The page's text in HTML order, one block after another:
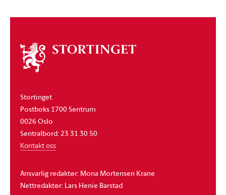
Om
stortinget
Stortinget
Postboks 1700 Sentrum
0026 Oslo
Sentralbord: 23 31 30 50
Kontakt oss
Ansvarlig redaktør: Mona Mortensen Krane
Nettredaktør: Lars Henie Barstad